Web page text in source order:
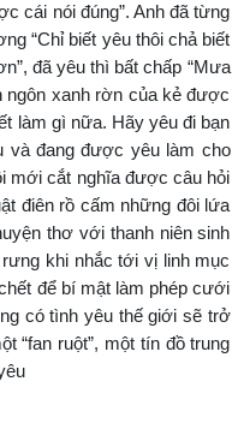
cái nói đúng”. Anh đã từng
“Chỉ biết yêu thôi chả biết
đã yêu thì bất chấp “Mưa
xanh rờn của kẻ được
làm gì nữa. Hãy yêu đi bạn
và đang được yêu làm cho
mới cắt nghĩa được câu hỏi
điên rồ cấm những đôi lứa
thơ với thanh niên sinh
khi nhắc tới vị linh mục
để bí mật làm phép cưới
có tình yêu thế giới sẽ trở
“fan ruột”, một tín đồ trung